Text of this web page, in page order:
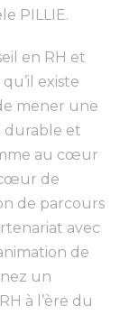
PILLIE.
en RH et
existe
mener une
durable et
au cœur
cœur de
de parcours
avec
de
un
à l’ère du